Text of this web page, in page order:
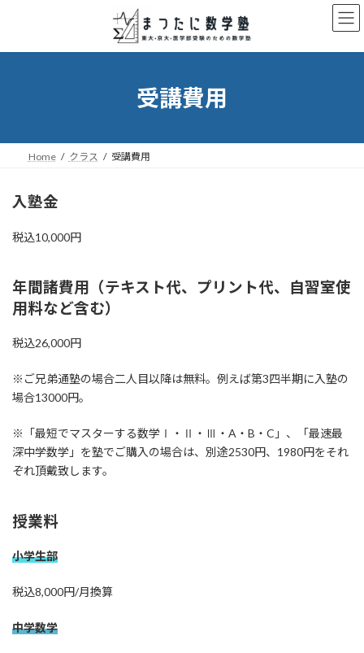
ン
ー
受講費用
Home クラス 受講費用
入塾金
税込10,000円
年間諸費用（テキスト代、プリント代、自習室使
用料など含む）
税込26,000円
※ご兄弟通塾の場合二人目以降は無料。例えば第3四半期に入塾の
場合13000円。
※「最短でマスターする数学Ⅰ・Ⅱ・Ⅲ・A・B・C」、「最速最
深中学数学」を塾でご購入の場合は、別途2530円、1980円をそれ
ぞれ頂戴致します。
授業料
小学生部
税込8,000円/月換算
中学数学